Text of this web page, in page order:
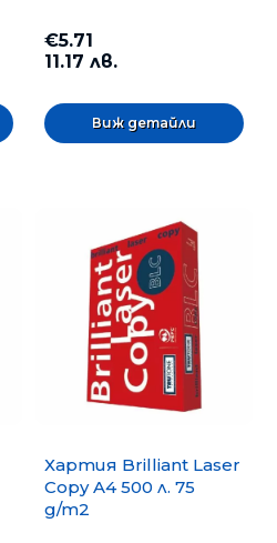
€5.71
11.17 лв.
Виж детайли
Хартия Brilliant Laser
Copy A4 500 л. 75
g/m2